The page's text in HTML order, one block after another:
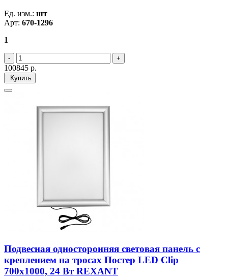
Ед. изм.: шт
Арт: 670-1296
1
100845 р.
Купить
Подвесная односторонняя световая панель с
креплением на тросах Постер LED Clip
700х1000, 24 Вт REXANT